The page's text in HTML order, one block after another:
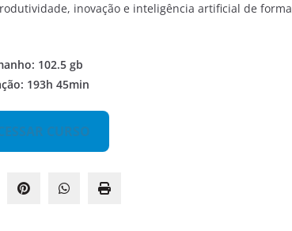
inovação e inteligência artificial de forma
102.5 gb
193h 45min
CURSO